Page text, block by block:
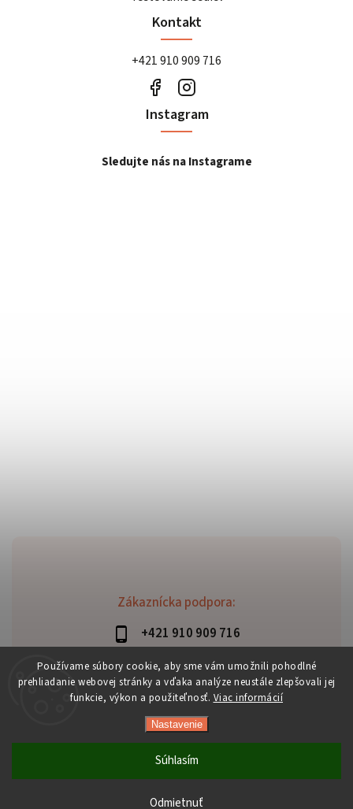
Používame súbory cookie, aby sme vám umožnili pohodlné
prehliadanie webovej stránky a vďaka analýze neustále zlepšovali jej
funkcie, výkon a použiteľnosť. Viac informácií
Nastavenie
Odmietnuť
Súhlasím
Zákaznícka podpora:
+421 910 909 716
lubomir.haraus@alterbike.sk
Kontakt
+421 910 909 716
Instagram
Sledujte nás na Instagrame
Copyright 2026
Shoptet | Design